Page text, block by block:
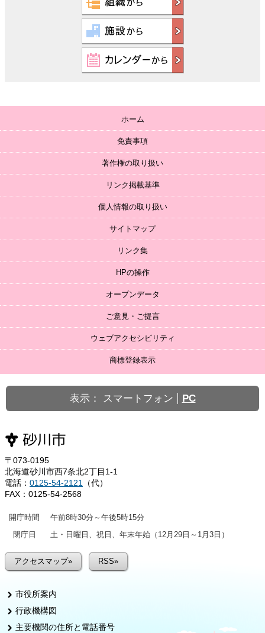
ホーム
免責事項
著作権の取り扱い
リンク掲載基準
個人情報の取り扱い
サイトマップ
リンク集
HPの操作
オープンデータ
ご意見・ご提言
ウェブアクセシビリティ
商標登録表示
表示： スマートフォン PC
〒073-0195
北海道砂川市西7条北2丁目1-1
電話： 0125-54-2121
（代）
FAX：0125-54-2568
開庁時間
午前8時30分～午後5時15分
閉庁日
土・日曜日、祝日、年末年始（12月29日～1月3日）
アクセスマップ» RSS»
市役所案内
行政機構図
主要機関の住所と電話番号